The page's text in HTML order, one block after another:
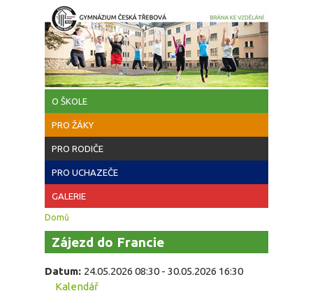
Přejít k hlavnímu obsahu
O ŠKOLE
PRO ŽÁKY
PRO RODIČE
PRO UCHAZEČE
GALERIE
Jste zde
Domů
Zájezd do Francie
Datum: 24.05.2026 08:30 - 30.05.2026 16:30
Kalendář